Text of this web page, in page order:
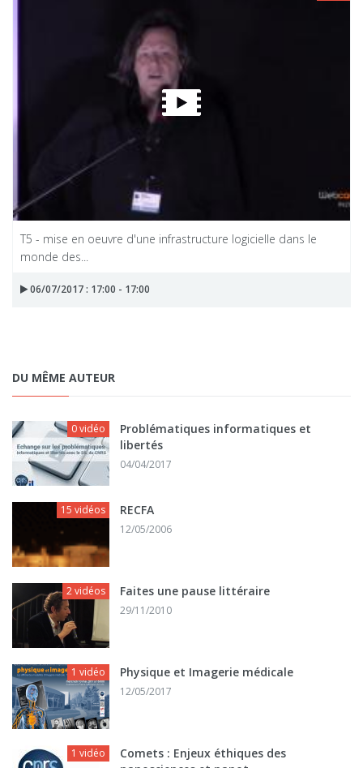
T5 - mise en oeuvre d'une infrastructure logicielle dans le
monde des...
06/07/2017 : 17:00 - 17:00
DU MÊME AUTEUR
0 vidéo
Problématiques informatiques et
libertés
04/04/2017
15 vidéos RECFA
12/05/2006
2 vidéos Faites une pause littéraire
29/11/2010
1 vidéo Physique et Imagerie médicale
12/05/2017
1 vidéo
Comets : Enjeux éthiques des